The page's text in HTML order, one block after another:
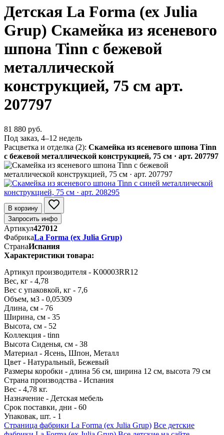
Детская La Forma (ех Julia
Grup) Скамейка из ясеневого
шпона Tinn с бежевой
металлической
конструкцией, 75 см арт.
207797
81 880 руб.
Под заказ, 4–12 недель
Расцветка и отделка (2): Скамейка из ясеневого шпона Tinn
с бежевой металлической конструкцией, 75 см · арт. 207797
В корзину
Запросить инфо
Артикул427012
ФабрикаLa Forma (ех Julia Grup)
СтранаИспания
Характеристики товара:
Артикул производителя - K00003RR12
Вес, кг - 4,78
Вес с упаковкой, кг - 7,6
Объем, м3 - 0,05309
Длина, см - 76
Ширина, см - 35
Высота, см - 52
Коллекция - tinn
Высота Сиденья, см - 38
Материал - Ясень, Шпон, Металл
Цвет - Натуральный, Бежевый
Размеры коробки - длина 56 см, ширина 12 см, высота 79 см
Страна производства - Испания
Вес - 4,78 кг.
Назначение - Детская мебель
Срок поставки, дни - 60
Упаковак, шт. - 1
Страница фабрики La Forma (ех Julia Grup) Все детские